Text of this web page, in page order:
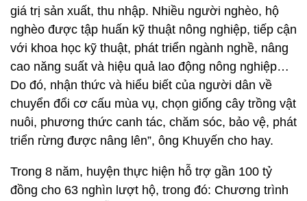
giá trị sản xuất, thu nhập. Nhiều người nghèo, hộ
nghèo được tập huấn kỹ thuật nông nghiệp, tiếp cận
với khoa học kỹ thuật, phát triển ngành nghề, nâng
cao năng suất và hiệu quả lao động nông nghiệp…
Do đó, nhận thức và hiểu biết của người dân về
chuyển đổi cơ cấu mùa vụ, chọn giống cây trồng vật
nuôi, phương thức canh tác, chăm sóc, bảo vệ, phát
triển rừng được nâng lên”, ông Khuyến cho hay.
Trong 8 năm, huyện thực hiện hỗ trợ gần 100 tỷ
đồng cho 63 nghìn lượt hộ, trong đó: Chương trình